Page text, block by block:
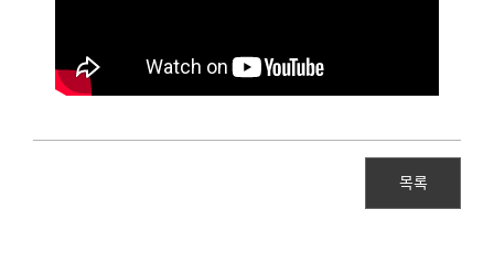
목록